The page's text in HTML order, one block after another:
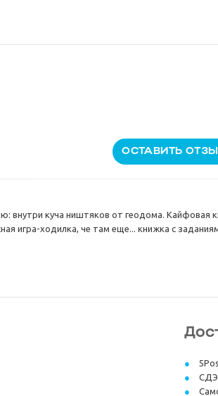
ОСТАВИТЬ
внутри куча ништяков от геодома.
игра-ходилка, че там еще... книжка с